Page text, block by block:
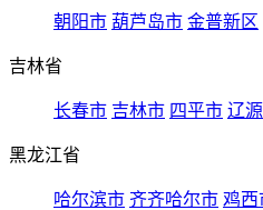
朝阳市 葫芦岛市 金普新区
吉林省
长春市 吉林市 四平市 辽
黑龙江省
哈尔滨市 齐齐哈尔市 鸡西